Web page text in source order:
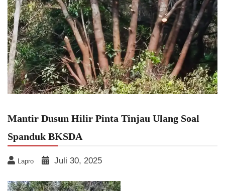
Mantir Dusun Hilir Pinta Tinjau Ulang Soal
Spanduk BKSDA
Lapro Juli 30, 2025